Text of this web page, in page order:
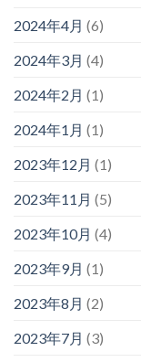
2024年4月 (6)
2024年3月 (4)
2024年2月 (1)
2024年1月 (1)
2023年12月 (1)
2023年11月 (5)
2023年10月 (4)
2023年9月 (1)
2023年8月 (2)
2023年7月 (3)